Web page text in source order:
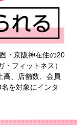
・京阪神在住の20
フィットネス）
高、店舗数、会員
を対象にインタ